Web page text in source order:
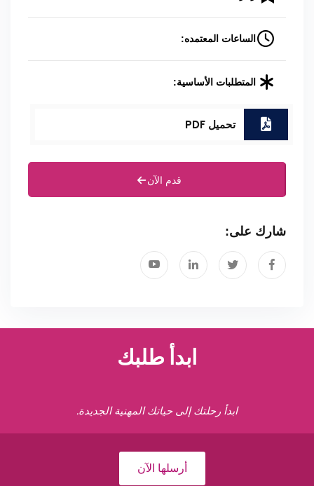
الساعات المعتمده:
المتطلبات الأساسية:
تحميل PDF
قدم الآن
شارك على:
ابدأ طلبك
ابدأ رحلتك إلى حياتك المهنية الجديدة.
أرسلها الآن